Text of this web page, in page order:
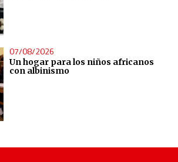
07/08/2026
Un hogar para los niños africanos
con albinismo